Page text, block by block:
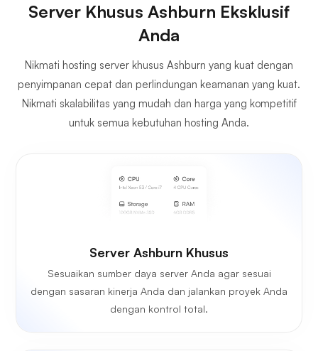
Server Khusus Ashburn Eksklusif
Anda
Nikmati hosting server khusus Ashburn yang kuat dengan
penyimpanan cepat dan perlindungan keamanan yang kuat.
Nikmati skalabilitas yang mudah dan harga yang kompetitif
untuk semua kebutuhan hosting Anda.
Server Ashburn Khusus
Sesuaikan sumber daya server Anda agar sesuai
dengan sasaran kinerja Anda dan jalankan proyek Anda
dengan kontrol total.